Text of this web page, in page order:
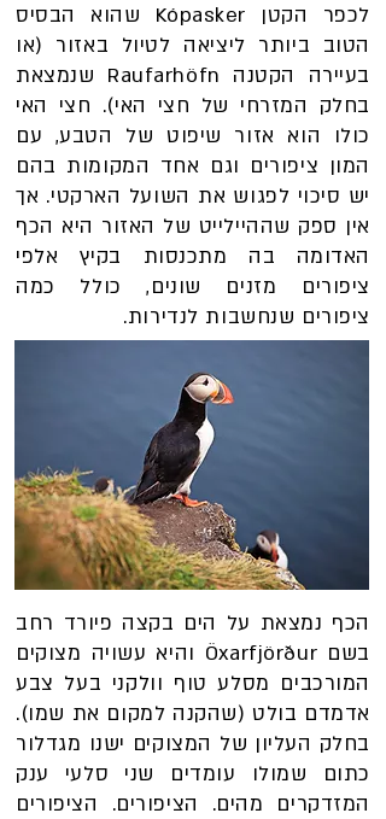
לכפר הקטן Kópasker שהוא הבסיס
הטוב ביותר ליציאה לטיול באזור (או
בעיירה הקטנה Raufarhöfn שנמצאת
בחלק המזרחי של חצי האי). חצי האי
כולו הוא אזור שיפוט של הטבע, עם
המון ציפורים וגם אחד המקומות בהם
יש סיכוי לפגוש את השועל הארקטי. אך
אין ספק שההיילייט של האזור היא הכף
האדומה בה מתכנסות בקיץ אלפי
ציפורים מזנים שונים, כולל כמה
ציפורים שנחשבות לנדירות.
הכף נמצאת על הים בקצה פיורד רחב
בשם Öxarfjörður והיא עשויה מצוקים
המורכבים מסלע טוף וולקני בעל צבע
אדמדם בולט (שהקנה למקום את שמו).
בחלק העליון של המצוקים ישנו מגדלור
כתום שמולו עומדים שני סלעי ענק
המזדקרים מהים. הציפורים. הציפורים